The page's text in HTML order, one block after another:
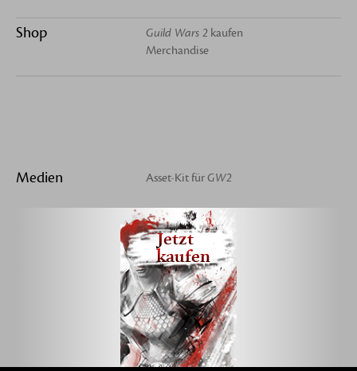
Shop Guild Wars 2 kaufen
Merchandise
Medien Asset-Kit fürGW2
Jetzt
kaufen